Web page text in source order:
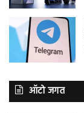
ऑटो जगत